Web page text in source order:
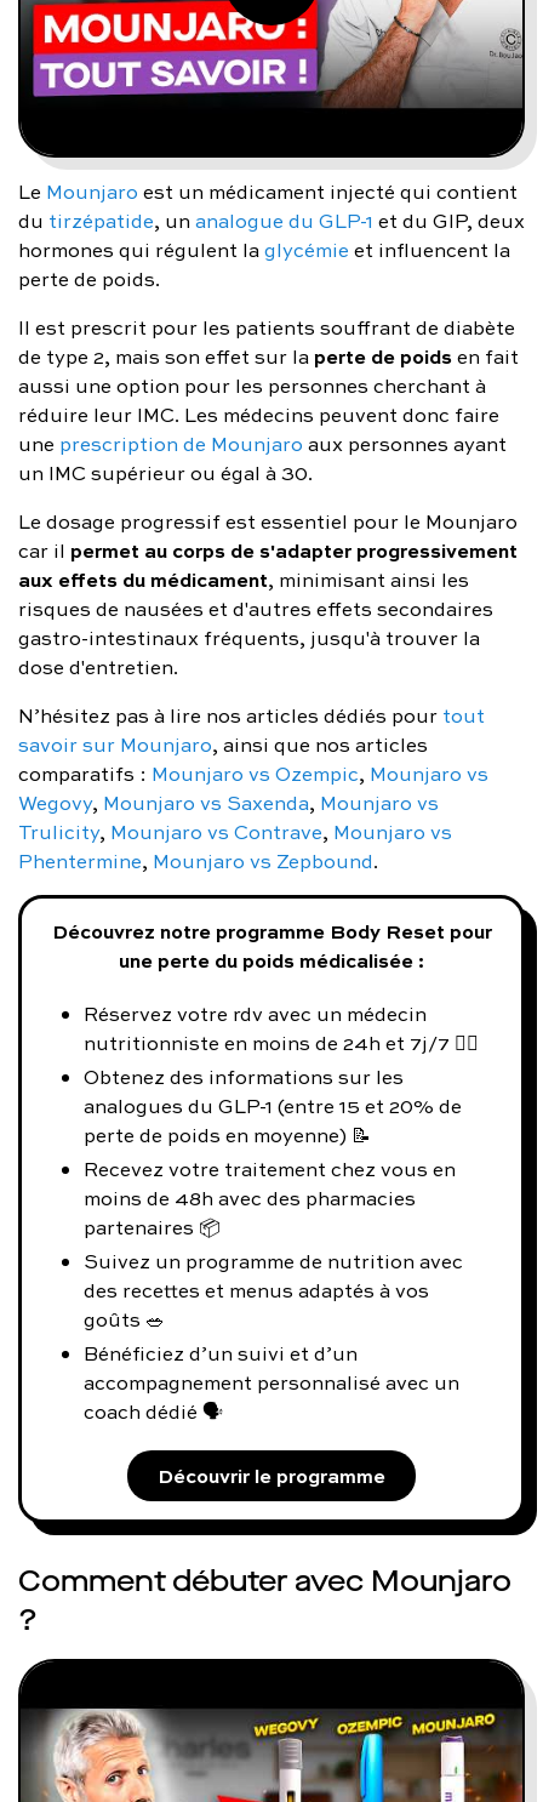
Le Mounjaro est un médicament injecté qui contient
du tirzépatide, un analogue du GLP-1 et du GIP, deux
hormones qui régulent laglycémie et influencent la
perte de poids.
Il est prescrit pour les patients souffrant de diabète
de type 2, mais son effet sur laperte de poidsen fait
aussi une option pour les personnes cherchant à
réduire leur IMC. Les médecins peuvent donc faire
une prescription de Mounjaro aux personnes ayant
un IMC supérieur ou égal à 30.
Le dosage progressif est essentiel pour le Mounjaro
car il permet au corps de s'adapter progressivement
aux effets du médicament, minimisant ainsi les
risques de nausées et d'autres effets secondaires
gastro-intestinaux fréquents, jusqu'à trouver la
dose d'entretien.
N’hésitez pas à lire nos articles dédiés pour tout
savoir sur Mounjaro, ainsi que nos articles
comparatifs : Mounjaro vs Ozempic, Mounjaro vs
Wegovy, Mounjaro vs Saxenda, Mounjaro vs
Trulicity, Mounjaro vs Contrave, Mounjaro vs
Phentermine, Mounjaro vs Zepbound.
Découvrez notre programme Body Reset pour
une perte du poids médicalisée :
Réservez votre rdv avec un médecin
nutritionniste en moins de 24h et 7j/7 👨‍⚕️
Obtenez des informations sur les
analogues du GLP-1 (entre 15 et 20% de
perte de poids en moyenne) 📝
Recevez votre traitement chez vous en
moins de 48h avec des pharmacies
partenaires 📦
Suivez un programme de nutrition avec
des recettes et menus adaptés à vos
goûts 🥗
Bénéficiez d’un suivi et d’un
accompagnement personnalisé avec un
coach dédié 🗣️
Découvrir le programme
Comment débuter avec Mounjaro
?